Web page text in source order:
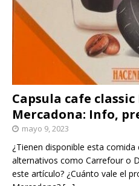
Capsula cafe
Mercadona: Info,
mayo 9, 2023
¿Tienen disponible esta
alternativos como Carrefour o
este artículo? ¿Cuánto vale el